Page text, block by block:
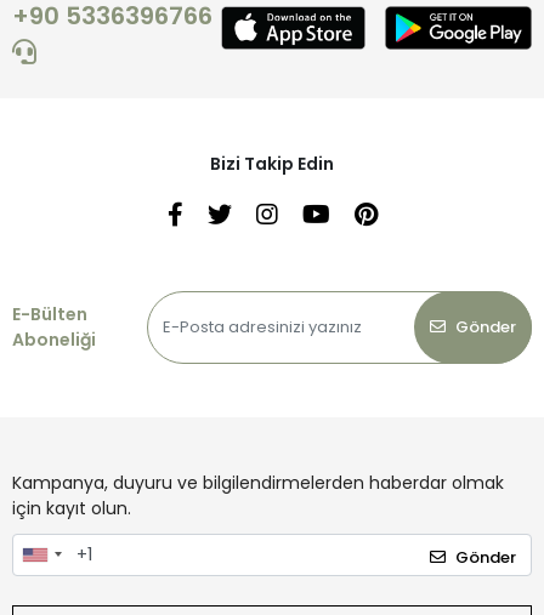
+90 5336396766
Bizi Takip Edin
E-Bülten
Aboneliği
Gönder
Kampanya, duyuru ve bilgilendirmelerden haberdar olmak
için kayıt olun.
Gönder